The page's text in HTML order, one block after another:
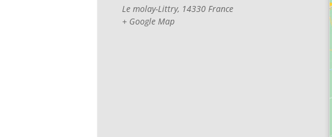
Le molay-Littry, 14330 France
+ Google Map